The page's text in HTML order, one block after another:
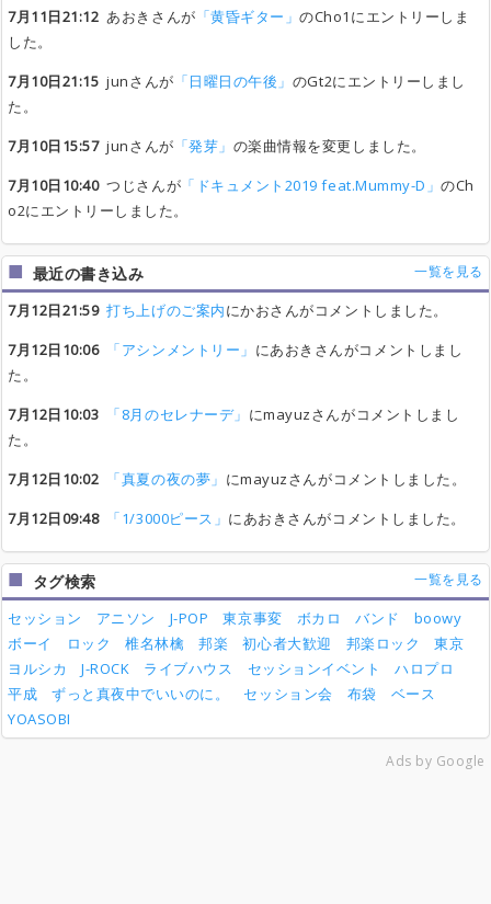
7月11日21:12 あおきさんが 「黄昏ギター」のCho1にエントリーしま
した。
7月10日21:15 junさんが 「日曜日の午後」 のGt2にエントリーしまし
た。
7月10日15:57junさんが 「発芽」 の楽曲情報を変更しました。
7月10日10:40つじさんが 「ドキュメント2019 feat.Mummy-D」のCh
o2にエントリーしました。
最近の書き込み 一覧を見る
7月12日21:59 打ち上げのご案内にかおさんがコメントしました。
7月12日10:06
「アシンメントリー」 にあおきさんがコメントしまし
た。
7月12日10:03
「8月のセレナーデ」 にmayuzさんがコメントしまし
た。
7月12日10:02
「真夏の夜の夢」 にmayuzさんがコメントしました。
7月12日09:48
「1/3000ピース」 にあおきさんがコメントしました。
タグ検索 一覧を見る
セッション アニソン J-POP 東京事変 ボカロ バンド
boowy
ボーイ
ロック 椎名林檎 邦楽 初心者大歓迎 邦楽ロック
東京
ヨルシカ
J-ROCK ライブハウス セッションイベント
ハロプロ
平成
ずっと真夜中でいいのに。 セッション会 布袋
ベース
YOASOBI
Ads by Google